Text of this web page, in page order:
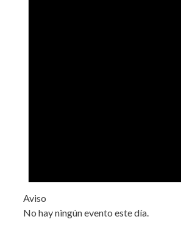
Aviso
No hay ningún evento este día.